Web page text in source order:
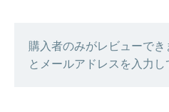
購入者のみがレビューで
とメールアドレスを入力し